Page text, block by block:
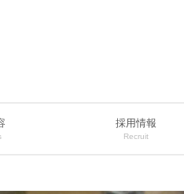
採用情報
Recruit